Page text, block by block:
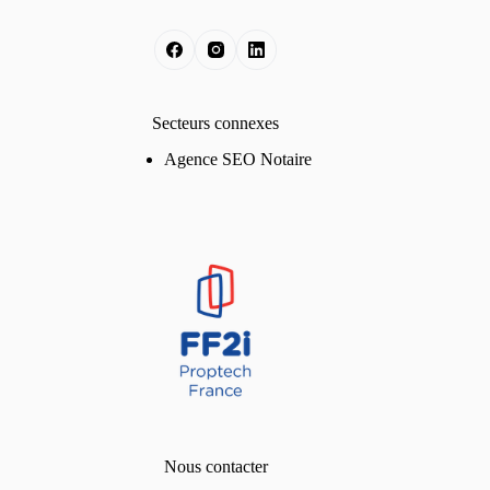
Secteurs connexes
Agence SEO Notaire
Nous contacter